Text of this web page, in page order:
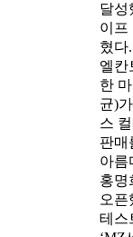
달성
이프
혔다
엘칸
한
균)
스
판매
아름
홍명
오
테스